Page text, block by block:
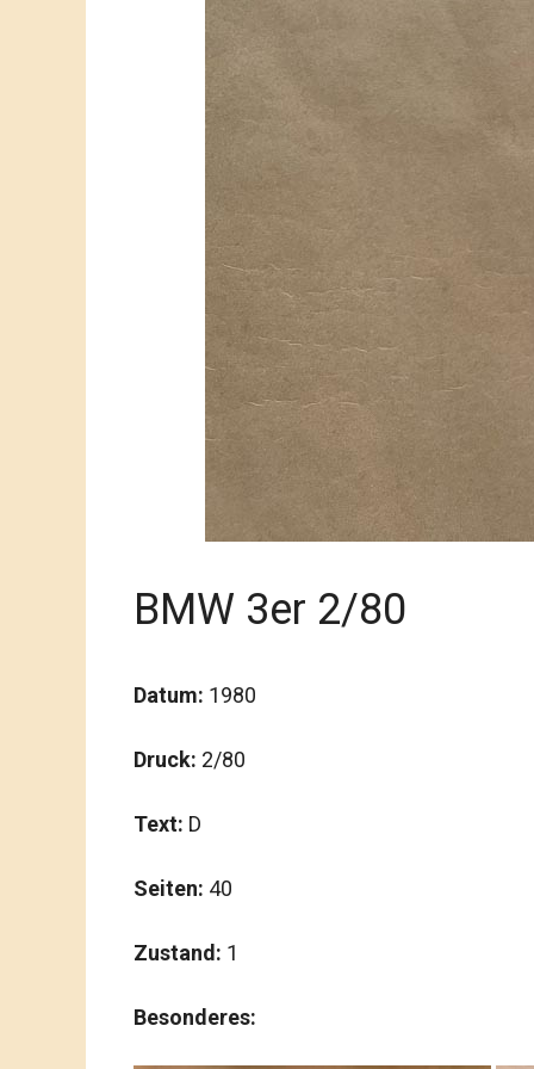
BMW 3er 2/80
Datum: 1980
Druck: 2/80
Text: D
Seiten: 40
Zustand: 1
Besonderes: